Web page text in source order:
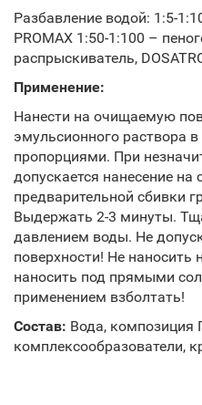
Разбавление водой: 1:5-
PROMAX 1:50-1:100 –
распрыскиватель,
Применение:
Нанести на очищаемую
эмульсионного раствора
пропорциями. При
допускается нанесение на
предварительной сбивки
Выдержать 2-3 минуты.
давлением воды. Не
поверхности! Не наносить
наносить под прямыми
применением взболтать!
Состав: Вода, композиция
комплексообразователи,